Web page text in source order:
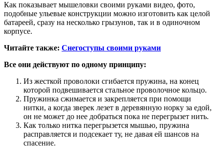
Как показывает мышеловки своими руками видео, фото,
подобные ульевые конструкции можно изготовить как целой
батареей, сразу на несколько грызунов, так и в одиночном
корпусе.
Читайте также: Снегоступы своими руками
Все они действуют по одному принципу:
Из жесткой проволоки сгибается пружина, на конец
которой подвешивается стальное проволочное кольцо.
Пружинка сжимается и закрепляется при помощи
нитки, а когда зверек лезет в деревянную норку за едой,
он не может до нее добраться пока не перегрызет нить.
Как только нитка перегрызется мышью, пружина
расправляется и подсекает ту, не давая ей шансов на
спасение.